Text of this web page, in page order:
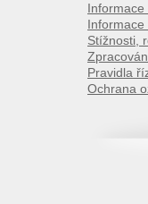
Stížnosti,
Pravidla
Ochrana